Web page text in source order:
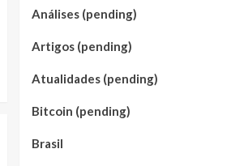
Análises (pending)
Artigos (pending)
Atualidades (pending)
Bitcoin (pending)
Brasil